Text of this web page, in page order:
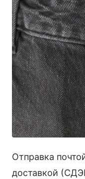
Отправка
доставкой